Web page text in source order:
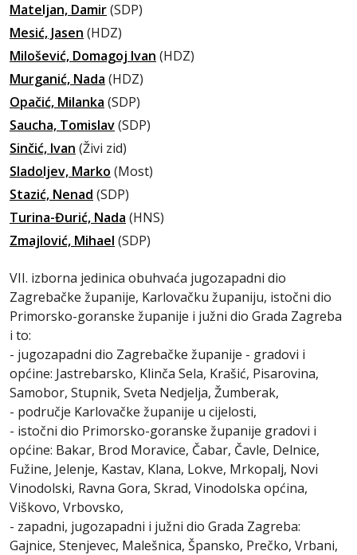
Mateljan, Damir(SDP)
Mesić, Jasen (HDZ)
Milošević, Domagoj Ivan (HDZ)
Murganić, Nada (HDZ)
Opačić, Milanka (SDP)
Saucha, Tomislav(SDP)
Sinčić, Ivan (Živi zid)
Sladoljev, Marko (Most)
Stazić, Nenad (SDP)
Turina-Đurić, Nada (HNS)
Zmajlović, Mihael (SDP)
VII. izborna jedinica obuhvaća jugozapadni dio
Zagrebačke županije, Karlovačku županiju, istočni dio
Primorsko-goranske županije i južni dio Grada Zagreba
i to:
- jugozapadni dio Zagrebačke županije - gradovi i
općine: Jastrebarsko, Klinča Sela, Krašić, Pisarovina,
Samobor, Stupnik, Sveta Nedjelja, Žumberak,
- područje Karlovačke županije u cijelosti,
- istočni dio Primorsko-goranske županije gradovi i
općine: Bakar, Brod Moravice, Čabar, Čavle, Delnice,
Fužine, Jelenje, Kastav, Klana, Lokve, Mrkopalj, Novi
Vinodolski, Ravna Gora, Skrad, Vinodolska općina,
Viškovo, Vrbovsko,
- zapadni, jugozapadni i južni dio Grada Zagreba:
Gajnice, Stenjevec, Malešnica, Špansko, Prečko, Vrbani,